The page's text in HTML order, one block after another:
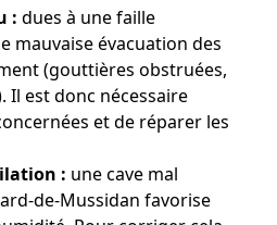
: dues à une faille
mauvaise évacuation des
(gouttières obstruées,
Il est donc nécessaire
et de réparer les
: une cave mal
de-Mussidan favorise